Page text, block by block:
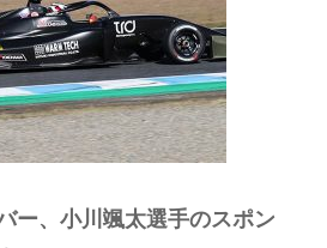
ー、小川颯太選手のスポン